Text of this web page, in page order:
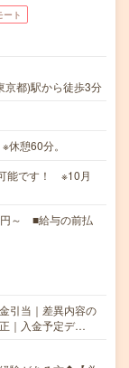
ート
京都)駅から徒歩3分
憩60分。
能です！ ※10月
～ ■給与の前払
引当｜差異内容の
｜入金予定デ…